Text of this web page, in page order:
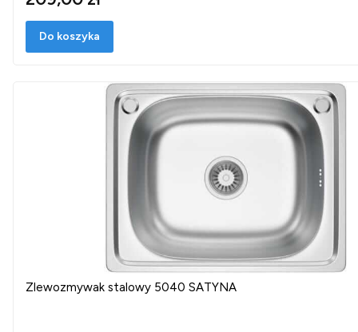
Do koszyka
Zlewozmywak stalowy 5040 SATYNA